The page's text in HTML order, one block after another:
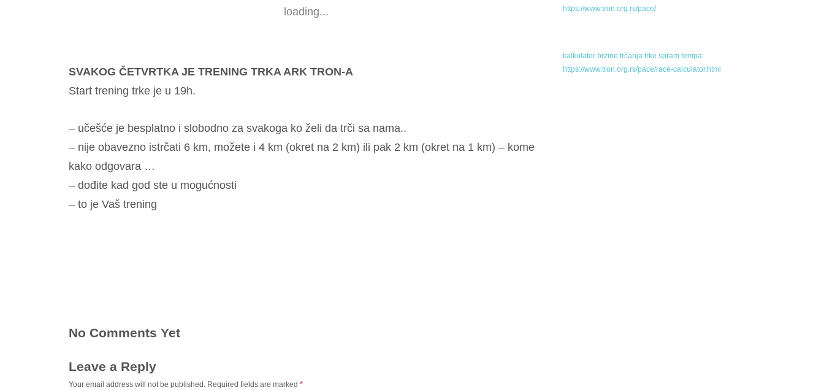
loading...
SVAKOG ČETVRTKA JE TRENING TRKA ARK TRON-A
Start trening trke je u 19h.
– učešće je besplatno i slobodno za svakoga ko želi da trči sa nama..
– nije obavezno istrčati 6 km, možete i 4 km (okret na 2 km) ili pak 2 km (okret na 1 km) – kome
kako odgovara …
– dođite kad god ste u mogućnosti
– to je Vaš trening
No Comments Yet
Leave a Reply
Your email address will not be published. Required fields are marked *
https://www.tron.org.rs/pace/
kalkulator brzine trčanja trke spram tempa:
https://www.tron.org.rs/pace/race-calculator.html